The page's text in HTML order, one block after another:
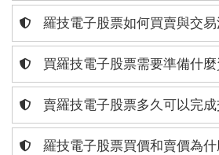
羅技電子股票如何買賣與交
買羅技電子股票需要準備什麼
賣羅技電子股票多久可以完成
羅技電子股票買價和賣價為什